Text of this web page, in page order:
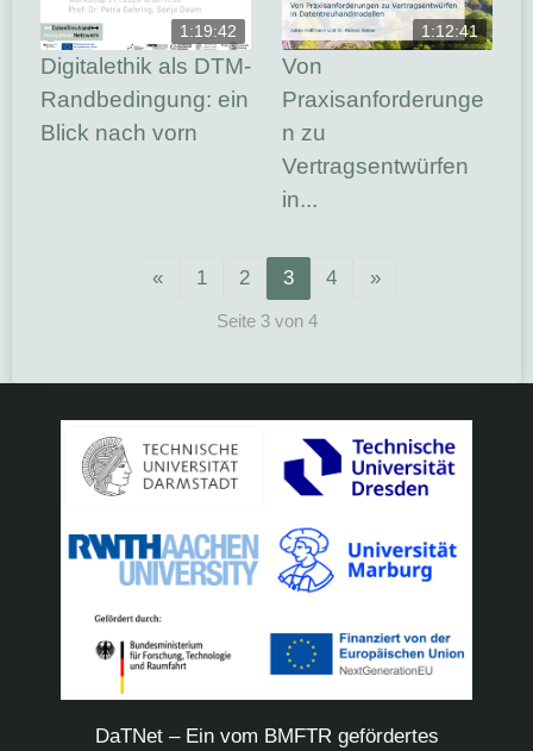
1:19:42
Digitalethik als DTM-
Randbedingung: ein
Blick nach vorn
1:12:41
Von
Praxisanforderunge
n zu
Vertragsentwürfen
in...
« 1 2 3 4 »
Seite 3 von 4
DaTNet – Ein vom BMFTR gefördertes